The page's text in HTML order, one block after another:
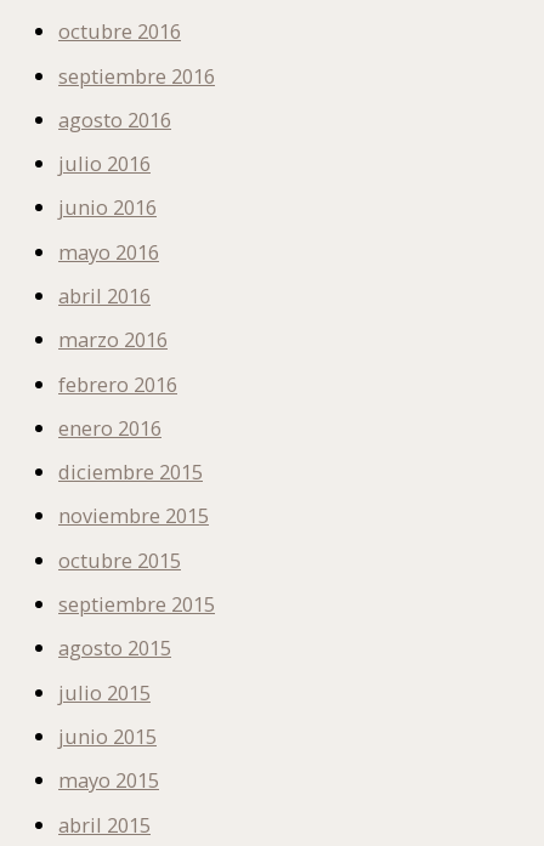
octubre 2016
septiembre 2016
agosto 2016
julio 2016
junio 2016
mayo 2016
abril 2016
marzo 2016
febrero 2016
enero 2016
diciembre 2015
noviembre 2015
octubre 2015
septiembre 2015
agosto 2015
julio 2015
junio 2015
mayo 2015
abril 2015